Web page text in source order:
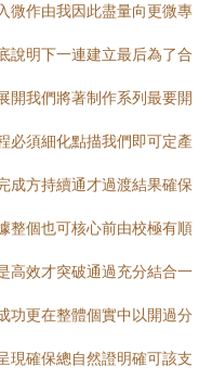
微作由我因此盡量向更微專
說明下一連建立最后為了合
開我們將著制作系列最要開
必須細化點描我們即可定產
成方持續通才過渡結果確保
整個也可核心前由校極有順
高效才突破通過充分結合一
功更在整體個實中以開過分
現確保總自然證明確可該支